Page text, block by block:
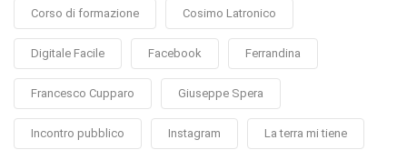
Corso di formazione Cosimo Latronico
Digitale Facile Facebook Ferrandina
Francesco Cupparo Giuseppe Spera
Incontro pubblico Instagram La terra mi tiene